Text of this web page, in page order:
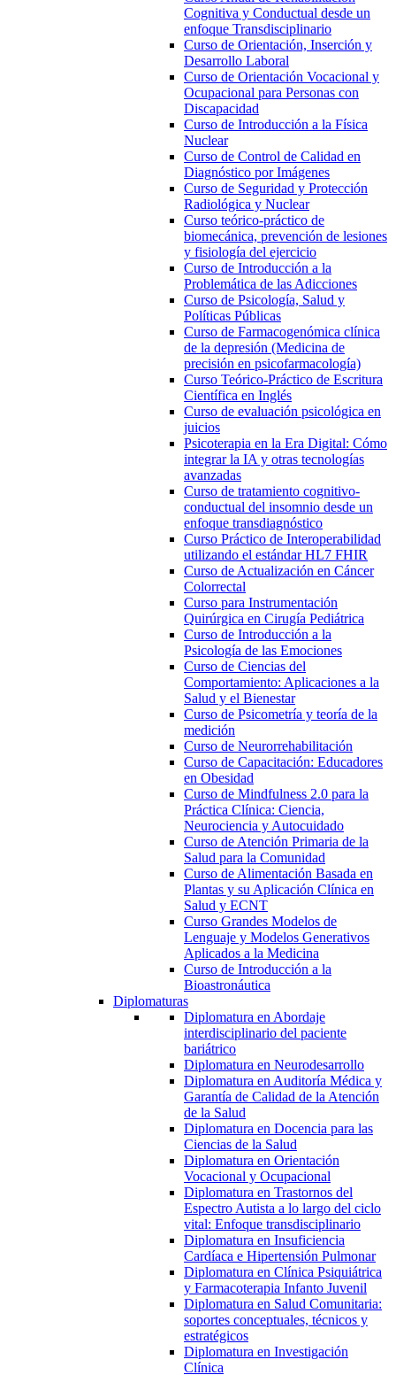
Cognitiva y Conductual desde un
enfoque Transdisciplinario
Curso de Orientación, Inserción y
Desarrollo Laboral
Curso de Orientación Vocacional y
Ocupacional para Personas con
Discapacidad
Curso de Introducción a la Física
Nuclear
Curso de Control de Calidad en
Diagnóstico por Imágenes
Curso de Seguridad y Protección
Radiológica y Nuclear
Curso teórico-práctico de
biomecánica, prevención de lesiones
y fisiología del ejercicio
Curso de Introducción a la
Problemática de las Adicciones
Curso de Psicología, Salud y
Políticas Públicas
Curso de Farmacogenómica clínica
de la depresión (Medicina de
precisión en psicofarmacología)
Curso Teórico-Práctico de Escritura
Científica en Inglés
Curso de evaluación psicológica en
juicios
Psicoterapia en la Era Digital: Cómo
integrar la IA y otras tecnologías
avanzadas
Curso de tratamiento cognitivo-
conductual del insomnio desde un
enfoque transdiagnóstico
Curso Práctico de Interoperabilidad
utilizando el estándar HL7 FHIR
Curso de Actualización en Cáncer
Colorrectal
Curso para Instrumentación
Quirúrgica en Cirugía Pediátrica
Curso de Introducción a la
Psicología de las Emociones
Curso de Ciencias del
Comportamiento: Aplicaciones a la
Salud y el Bienestar
Curso de Psicometría y teoría de la
medición
Curso de Neurorrehabilitación
Curso de Capacitación: Educadores
en Obesidad
Curso de Mindfulness 2.0 para la
Práctica Clínica: Ciencia,
Neurociencia y Autocuidado
Curso de Atención Primaria de la
Salud para la Comunidad
Curso de Alimentación Basada en
Plantas y su Aplicación Clínica en
Salud y ECNT
Curso Grandes Modelos de
Lenguaje y Modelos Generativos
Aplicados a la Medicina
Curso de Introducción a la
Bioastronáutica
Diplomaturas
Diplomatura en Abordaje
interdisciplinario del paciente
bariátrico
Diplomatura en Neurodesarrollo
Diplomatura en Auditoría Médica y
Garantía de Calidad de la Atención
de la Salud
Diplomatura en Docencia para las
Ciencias de la Salud
Diplomatura en Orientación
Vocacional y Ocupacional
Diplomatura en Trastornos del
Espectro Autista a lo largo del ciclo
vital: Enfoque transdisciplinario
Diplomatura en Insuficiencia
Cardíaca e Hipertensión Pulmonar
Diplomatura en Clínica Psiquiátrica
y Farmacoterapia Infanto Juvenil
Diplomatura en Salud Comunitaria:
soportes conceptuales, técnicos y
estratégicos
Diplomatura en Investigación
Clínica